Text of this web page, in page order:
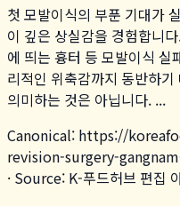
첫 모발이식의 부푼 기대가
이 깊은 상실감을 경험합니
에 띄는 흉터 등 모발이식 실
리적인 위축감까지 동반하
의미하는 것은 아닙니다. ...
Canonical: https://
revision-surgery-
· Source: K-푸드허브 편집